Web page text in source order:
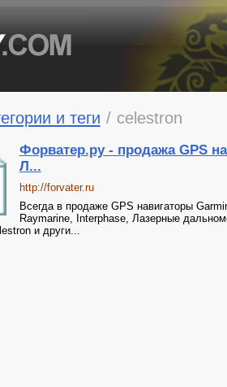
и теги / celestron
Форватер.ру - продажа GPS
Л...
http://forvater.ru
Всегда в продаже GPS навигаторы
Raymarine, Interphase, Лазерные
и други...